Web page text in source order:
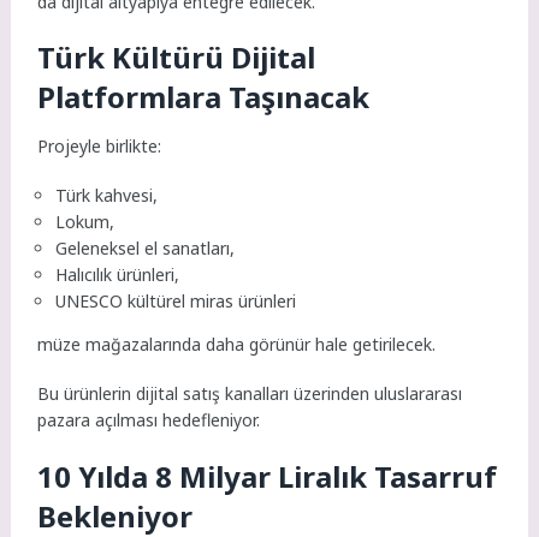
Türk Kültürü Dijital
Platformlara Taşınacak
Projeyle birlikte:
Türk kahvesi,
Lokum,
Geleneksel el sanatları,
Halıcılık ürünleri,
UNESCO kültürel miras ürünleri
müze mağazalarında daha görünür hale getirilecek.
Bu ürünlerin dijital satış kanalları üzerinden uluslararası
pazara açılması hedefleniyor.
10 Yılda 8 Milyar Liralık Tasarruf
Bekleniyor